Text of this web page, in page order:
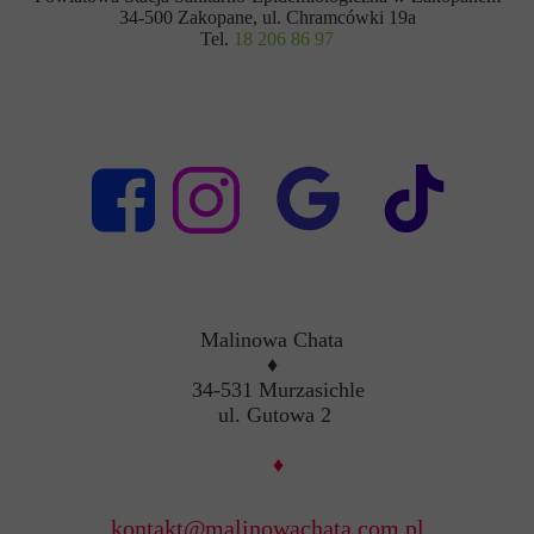
34-500 Zakopane, ul. Chramcówki 19a
Tel. 18 206 86 97
kontakt@malinowachata.com.pl
Malinowa Chata
♦
34-531 Murzasichle
ul. Gutowa 2
♦